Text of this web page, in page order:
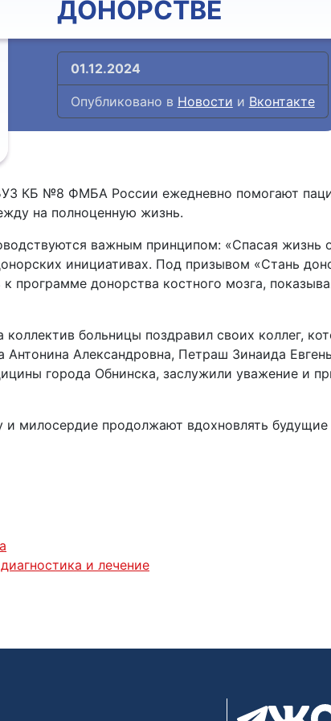
ДОНОРСТВЕ
01.12.2024
Опубликовано в Новости и Вконтакте
КБ №8 ФМБА России ежедневно помогают
на полноценную жизнь.
важным принципом: «Спасая жизнь
инициативах. Под призывом «Стань
программе донорства костного мозга,
больницы поздравил своих коллег,
Александровна, Петраш Зинаида
города Обнинска, заслужили уважение и
и милосердие продолжают вдохновлять
и лечение